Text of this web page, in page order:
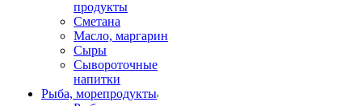
продукты
Сметана
Масло, маргарин
Сыры
Сывороточные
напитки
Рыба, морепродукты